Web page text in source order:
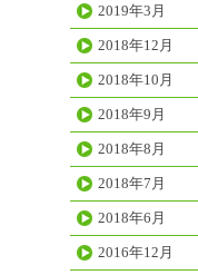
2019年3月
2018年12月
2018年10月
2018年9月
2018年8月
2018年7月
2018年6月
2016年12月